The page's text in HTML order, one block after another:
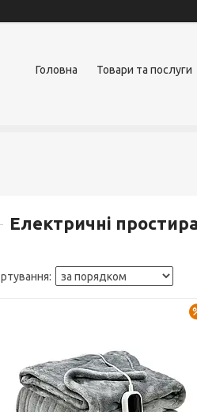
Головна Товари та послуги
Електричні